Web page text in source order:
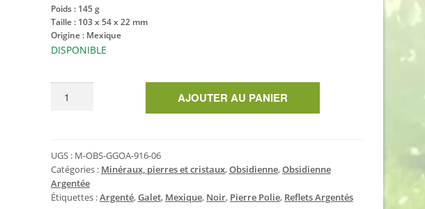
Poids :145 g
Taille :103 x 54 x 22 mm
Origine : Mexique
DISPONIBLE
d'Obsidienne
Argentée
145
g
AJOUTER AU PANIER
UGS : M-OBS-GGOA-916-06
Catégories : Minéraux, pierres et cristaux,Obsidienne,Obsidienne
Argentée
Étiquettes :Argenté,Galet, Mexique, Noir, Pierre Polie, Reflets Argentés